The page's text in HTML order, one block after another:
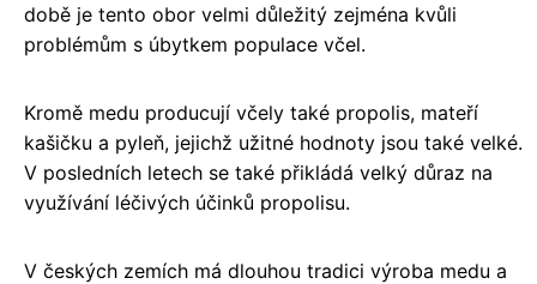
době je tento obor velmi důležitý zejména kvůli
problémům s úbytkem populace včel.
Kromě medu producují včely také propolis, mateří
kašičku a pyleň, jejichž užitné hodnoty jsou také velké.
V posledních letech se také přikládá velký důraz na
využívání léčivých účinků propolisu.
V českých zemích má dlouhou tradici výroba medu a